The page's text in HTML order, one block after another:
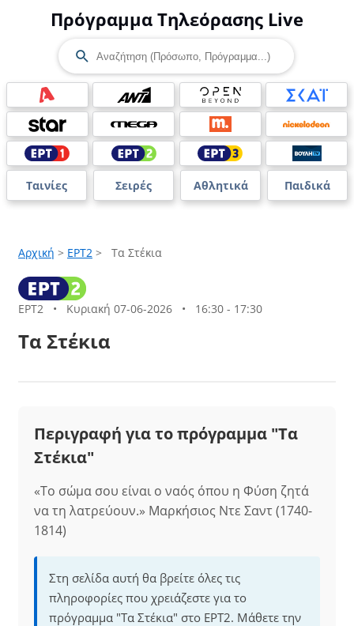
Πρόγραμμα Τηλεόρασης Live
Ταινίες Σειρές Αθλητικά Παιδικά
Αρχική > ΕΡΤ2 > Τα Στέκια
ΕΡΤ2 • Κυριακή 07-06-2026 • 16:30 - 17:30
Τα Στέκια
Περιγραφή για το πρόγραμμα "Τα
Στέκια"
«Το σώμα σου είναι ο ναός όπου η Φύση ζητά
να τη λατρεύουν.» Μαρκήσιος Ντε Σαντ (1740-
1814)
Στη σελίδα αυτή θα βρείτε όλες τις
πληροφορίες που χρειάζεστε για το
πρόγραμμα "Τα Στέκια" στο ΕΡΤ2. Μάθετε την